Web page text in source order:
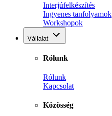
Interjúfelkészítés
Ingyenes tanfolyamok
Workshopok
Vállalat
Rólunk
Rólunk
Kapcsolat
Közösség